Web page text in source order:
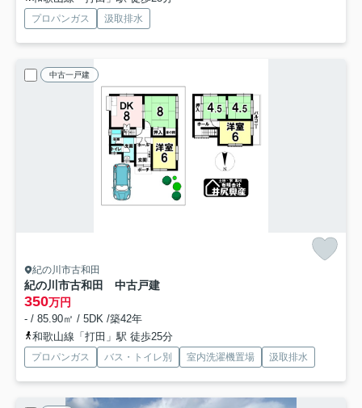
プロパンガス 汲取排水
中古一戸建
紀の川市古和田
紀の川市古和田 中古戸建
350万円
- / 85.90㎡ / 5DK /築42年
和歌山線「打田」駅 徒歩25分
プロパンガス バス・トイレ別 室内洗濯機置場 汲取排水